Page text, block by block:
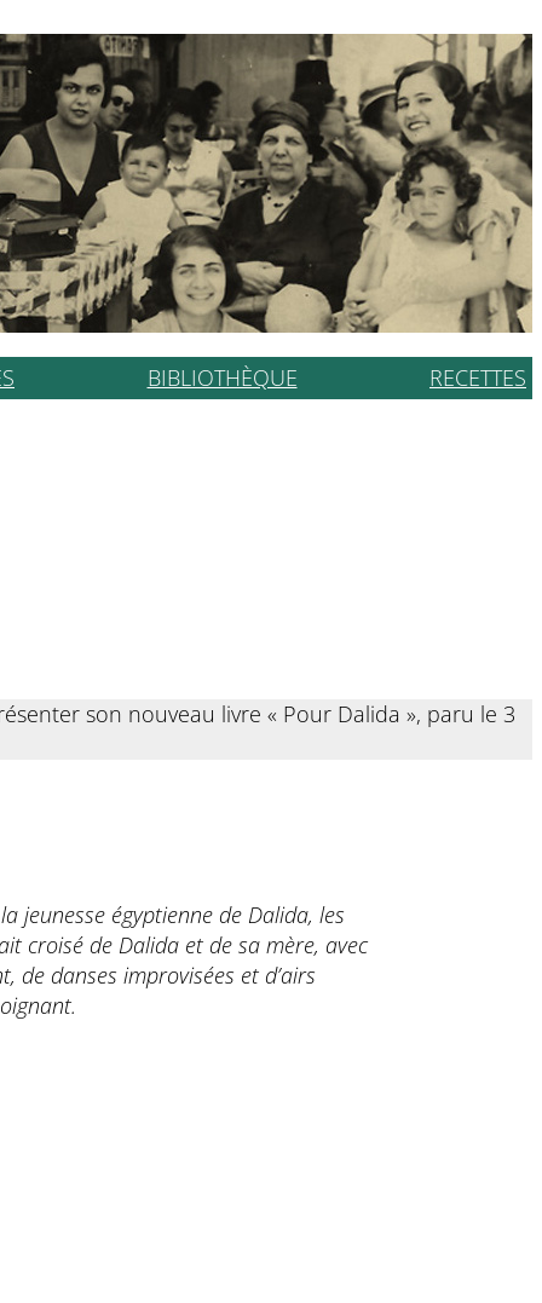
BIBLIOTHÈQUE RECETTES
son nouveau livre « Pour Dalida », paru le 3
jeunesse égyptienne de Dalida, les
croisé de Dalida et de sa mère, avec
de danses improvisées et d’airs